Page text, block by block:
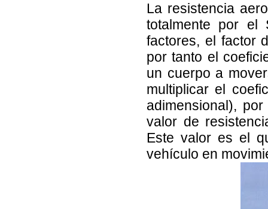
La resistencia
totalmente por el
factores, el factor
por tanto el
un cuerpo a
multiplicar el
adimensional),
valor de
Este valor es el
vehículo en